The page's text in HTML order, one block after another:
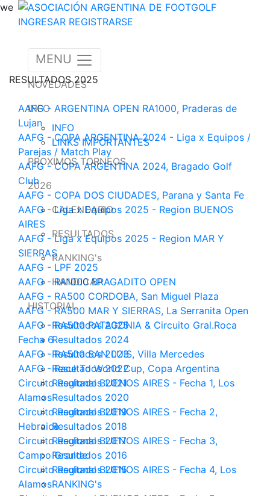
we
INGRESAR REGISTRARSE
MENU
NOVEDADES
INFO
INFO
LINKS IMPORTANTES
PROXIMOS TORNEOS
2026
CALENDARIO
RESULTADOS
RANKING's
HANDICAP
HISTORIAL
Resultados 2025
Resultados 2024
Resultados 2023
Resultados 2022
Resultados 2021
Resultados 2020
Resultados 2019
Resultados 2018
Resultados 2017
Resultados 2016
Resultados 2015
RANKING's
RESULTADOS 2025
AAFG - ARGENTINA OPEN RA1000, Praderas de
Lujan
AAFG - COPA ARGENTINA 2024 - Liga x Equipos /
Parejas / Match Play
AAFG - COPA ARGENTINA 2024, Bragado Golf
Club
AAFG - COPA DOS CIUDADES, Parana y Santa Fe
AAFG - Liga x Equipos 2025 - Region BUENOS
AIRES
AAFG - Liga x Equipos 2025 - Region MAR Y
SIERRAS
AAFG - LPF 2025
AAFG - RA1000 BRAGADITO OPEN
AAFG - RA500 CORDOBA, San Miguel Plaza
AAFG - RA500 MAR Y SIERRAS, La Serranita Open
AAFG - RA500 PATAGONIA & Circuito Gral.Roca
Fecha 6
AAFG - RA500 SAN LUIS, Villa Mercedes
AAFG - Race To World Cup, Copa Argentina
Circuito Regional BUENOS AIRES - Fecha 1, Los
Alamos
Circuito Regional BUENOS AIRES - Fecha 2,
Hebraica
Circuito Regional BUENOS AIRES - Fecha 3,
Campo Grande
Circuito Regional BUENOS AIRES - Fecha 4, Los
Alamos